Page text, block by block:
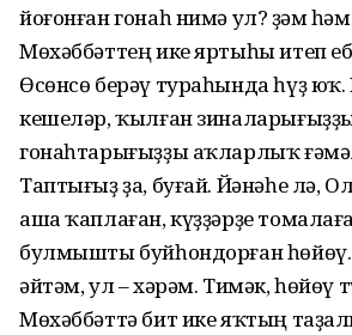
йоғонған гонаһ нимә ул? Әҙәм
Мөхәббәттең ике яртыһы итеп
Өсөнсө берәү тураһында һүҙ
кешеләр, ҡылған
гонаһтарығыҙҙы аҡларлыҡ
Таптығыҙ ҙа, буғай. Йәнәһе лә,
аша ҡаплаған, күҙҙәрҙе
булмышты буйһондорған һөйөү.
әйтәм, ул – хәрәм. Тимәк, һөйөү
Мөхәббәттә бит ике яҡтың